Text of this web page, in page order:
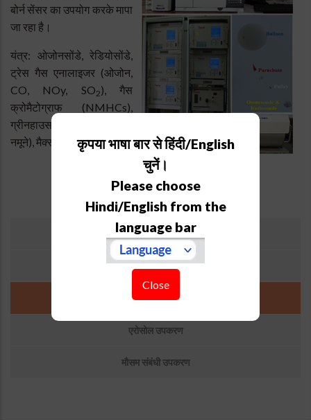
बोर्न सेंसर का उपयोग करके मापा
जा रहा है।
यंत्र: ओजोनसोंडे, रेडियोसोंडे,
ट्रेस गैस एनालाइजर (ओजोन,
CO, NOy, SO2), गैस
क्रोमैटोग्राफ (NMHCs),
ग्रीनहाउस गैसें (ऑनलाइन और
नमूने), मैक्स-डीओएएस।
Instruments
एसटी रडार
लिडार
ट्रेस गैस उपकरण
एरोसोल उपकरण
मौसम संबंधी उपकरण
कृपया भाषा बार से हिंदी/English
चुनें।
Please choose
Hindi/English from the
language bar
Close